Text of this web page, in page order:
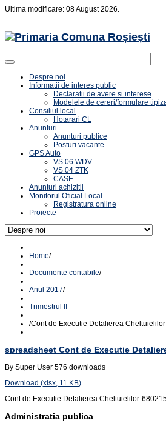
Ultima modificare: 08 August 2026.
Despre noi
Informatii de interes public
Declaratii de avere si interese
Modelele de cereri/formulare
Consiliul local
Hotarari CL
Anunturi
Anunturi publice
Posturi vacante
GPS Auto
VS 06 WDV
VS 04 ZTK
CASE
Anunturi achizitii
Monitorul Oficial Local
Registratura online
Proiecte
Home/
Documente contabile/
Anul 2017/
Trimestrul II
/Cont de Executie Detalierea
spreadsheet Cont de Executie
By Super User 576 downloads
Download (xlsx, 11 KB)
Cont de Executie Detalierea Cheltuielilor-
Administratia publica